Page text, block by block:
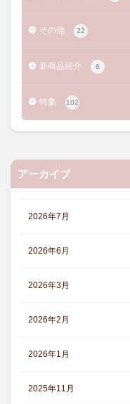
その他 22
新商品紹介 6
特集 102
アーカイブ
2026年7月
2026年6月
2026年3月
2026年2月
2026年1月
2025年11月